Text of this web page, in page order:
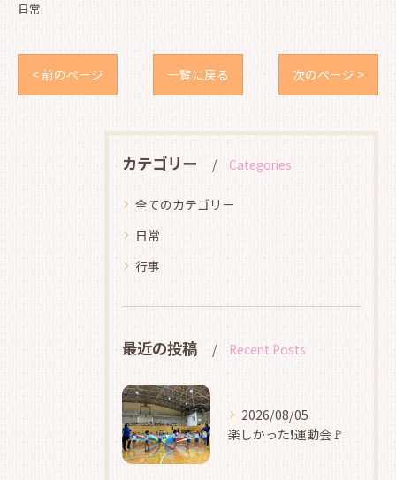
日常
< 前のページ 一覧に戻る 次のページ >
カテゴリー Categories
全てのカテゴリー
日常
行事
最近の投稿 Recent Posts
2026/08/05
楽しかった❗運動会🚩